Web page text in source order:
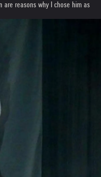
are reasons why I chose him as